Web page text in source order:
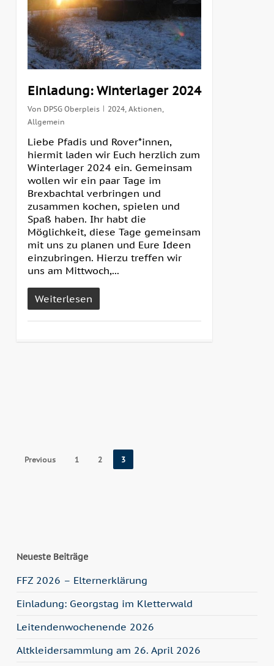
Einladung: Winterlager 2024
Von DPSG Oberpleis 2024, Aktionen,
Allgemein
Liebe Pfadis und Rover*innen,
hiermit laden wir Euch herzlich zum
Winterlager 2024 ein. Gemeinsam
wollen wir ein paar Tage im
Brexbachtal verbringen und
zusammen kochen, spielen und
Spaß haben. Ihr habt die
Möglichkeit, diese Tage gemeinsam
mit uns zu planen und Eure Ideen
einzubringen. Hierzu treffen wir
uns am Mittwoch,...
Weiterlesen
Previous 1 2 3
Neueste Beiträge
FFZ 2026 – Elternerklärung
Einladung: Georgstag im Kletterwald
Leitendenwochenende 2026
Altkleidersammlung am 26. April 2026